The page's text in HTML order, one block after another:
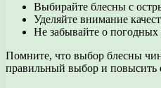
Выбирайте блесны с
Уделяйте внимание
Не забывайте о погодных
Помните, что выбор блесны
правильный выбор и